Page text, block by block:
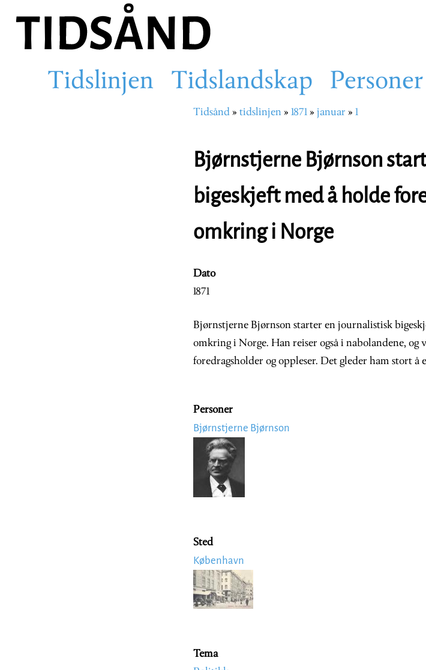
hovedinnhold
Main
Tidslinjen Tidslandskap Personer
Navigasjonssti
Tidsånd tidslinjen 1871 januar 1
Bjørnstjerne Bjørnson
bigeskjeft med å holde
omkring i Norge
Dato
1871
Bjørnstjerne Bjørnson starter en journalistisk
omkring i Norge. Han reiser også i nabolandene, og
foredragsholder og oppleser. Det gleder ham stort
Personer
Bjørnstjerne Bjørnson
Image
Sted
København
Image
Tema